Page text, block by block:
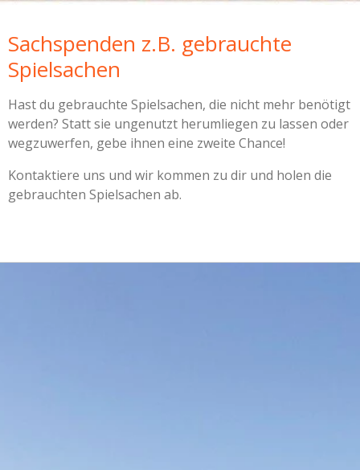
Sachspenden z.B. gebrauchte
Spielsachen
Hast du gebrauchte Spielsachen, die nicht mehr benötigt
werden? Statt sie ungenutzt herumliegen zu lassen oder
wegzuwerfen, gebe ihnen eine zweite Chance!
Kontaktiere uns und wir kommen zu dir und holen die
gebrauchten Spielsachen ab.